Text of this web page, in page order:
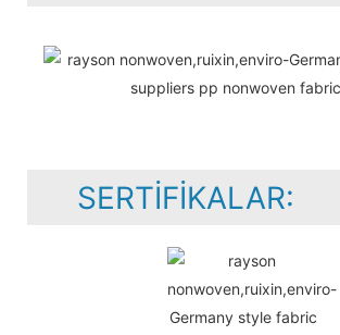
SERTIFIKALAR: